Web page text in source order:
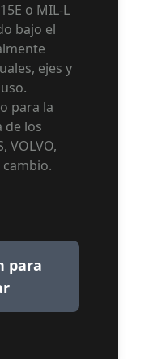
o MIL-L
bajo el
ejes y
para la
de los
VOLVO,
cambio.
para